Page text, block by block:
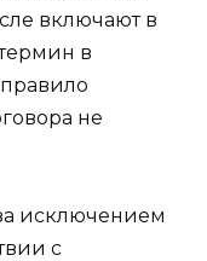
включают в
в
не
исключением
с